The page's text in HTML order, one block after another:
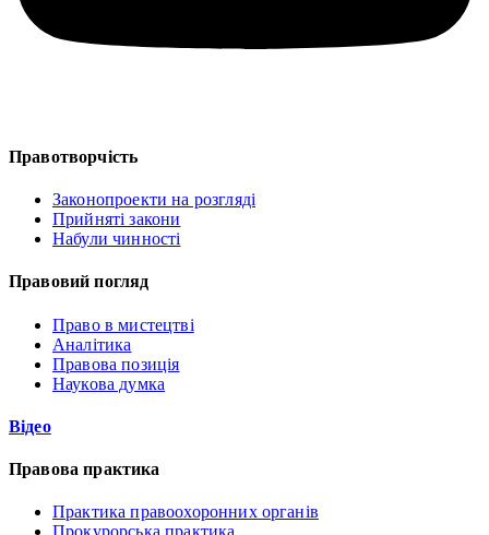
Правотворчість
Законопроекти на розгляді
Прийняті закони
Набули чинності
Правовий погляд
Право в мистецтві
Аналітика
Правова позиція
Наукова думка
Відео
Правова практика
Практика правоохоронних органів